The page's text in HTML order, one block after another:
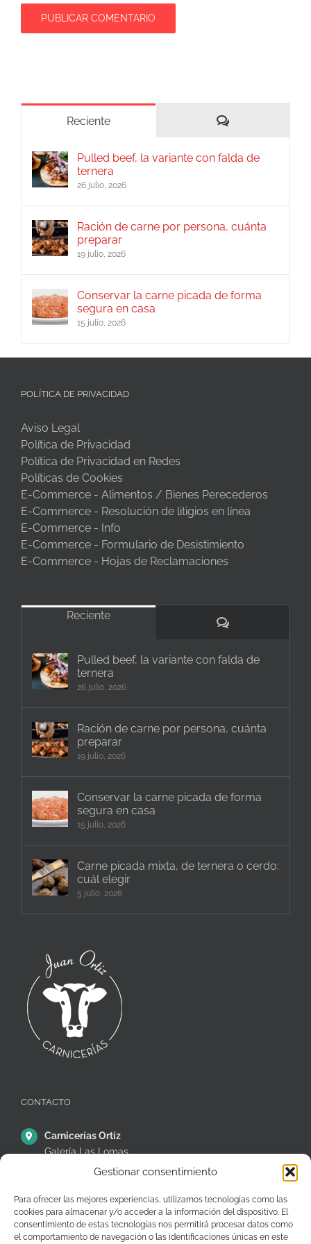
Gestionar consentimiento
Para ofrecer las mejores experiencias, utilizamos tecnologías como las
cookies para almacenar y/o acceder a la información del dispositivo. El
consentimiento de estas tecnologías nos permitirá procesar datos como
el comportamiento de navegación o las identificaciones únicas en este
Reciente Comentarios
Pulled beef, la variante con falda de
ternera
26 julio, 2026
Ración de carne por persona, cuánta
preparar
19 julio, 2026
Conservar la carne picada de forma
segura en casa
15 julio, 2026
POLÍTICA DE PRIVACIDAD
Aviso Legal
Política de Privacidad
Política de Privacidad en Redes
Políticas de Cookies
E-Commerce - Alimentos / Bienes Perecederos
E-Commerce - Resolución de litigios en línea
E-Commerce - Info
E-Commerce - Formulario de Desistimiento
E-Commerce - Hojas de Reclamaciones
Reciente
Comentarios
Pulled beef, la variante con falda de
ternera
26 julio, 2026
Ración de carne por persona, cuánta
preparar
19 julio, 2026
Conservar la carne picada de forma
segura en casa
15 julio, 2026
Carne picada mixta, de ternera o cerdo:
cuál elegir
5 julio, 2026
CONTACTO
Carnicerías Ortíz
Galería Las Lomas
Puestos 14,15 y 16
28935 – Madrid – España
+34 91 646 26 97